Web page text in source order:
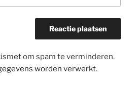
om spam te verminderen.
worden verwerkt.